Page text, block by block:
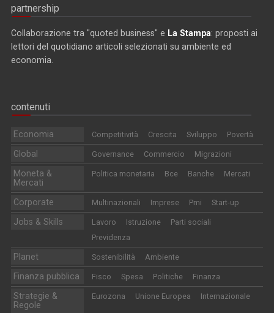
partnership
Collaborazione tra "quoted business" e La Stampa: proposti ai
lettori del quotidiano articoli selezionati su ambiente ed
economia.
contenuti
Economia Competitività Crescita Sviluppo Povertà
Global Governance Commercio Migrazioni
Moneta &
Mercati
Politica monetaria Bce Banche Mercati
Corporate Multinazionali Imprese Pmi Start-up
Jobs & Skills Lavoro Istruzione
Parti sociali
Previdenza
Planet Sostenibilità Ambiente
Finanza pubblica Fisco Spesa Politiche Finanza
Strategie &
Regole
Eurozona Unione Europea Internazionale